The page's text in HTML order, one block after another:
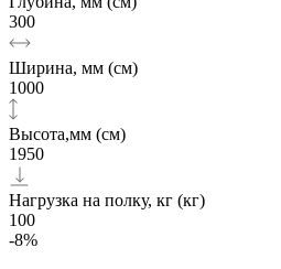
300
Ширина, мм (см)
1000
Высота,мм (см)
1950
Нагрузка на полку, кг (кг)
100
-8%